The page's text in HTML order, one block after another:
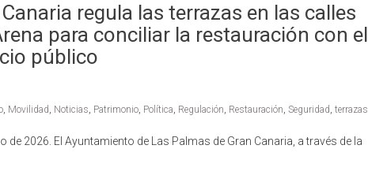
regula las terrazas en las calles
para conciliar la restauración con el
público
, Movilidad, Noticias, Patrimonio, Política, Regulación, Restauración, Seguridad, terrazas
de 2026. El Ayuntamiento de Las Palmas de Gran Canaria, a través de la